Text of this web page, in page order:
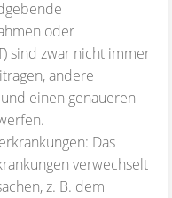
oder
sind zwar nicht immer
andere
einen genaueren
Das
verwechselt
z. B. dem